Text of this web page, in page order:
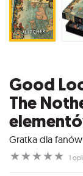
Good
The
Gratka dla
☆
☆
☆
☆
☆ 1